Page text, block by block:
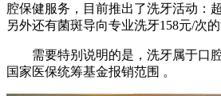
腔保健服务，目前推出了洗牙活动：
另外还有菌斑导向专业洗牙158元/次的
需要特别说明的是，洗牙属于口腔
国家医保统筹基金报销范围 。